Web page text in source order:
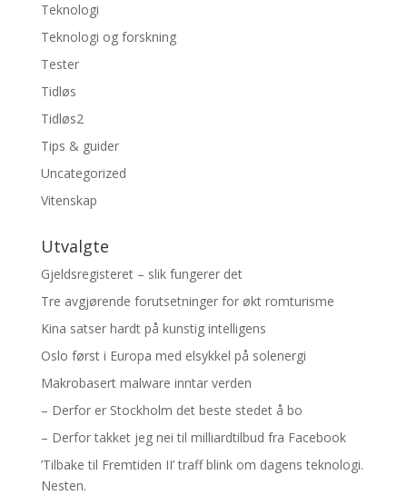
Teknologi
Teknologi og forskning
Tester
Tidløs
Tidløs2
Tips & guider
Uncategorized
Vitenskap
Utvalgte
Gjeldsregisteret – slik fungerer det
Tre avgjørende forutsetninger for økt romturisme
Kina satser hardt på kunstig intelligens
Oslo først i Europa med elsykkel på solenergi
Makrobasert malware inntar verden
– Derfor er Stockholm det beste stedet å bo
– Derfor takket jeg nei til milliardtilbud fra Facebook
’Tilbake til Fremtiden II’ traff blink om dagens teknologi.
Nesten.